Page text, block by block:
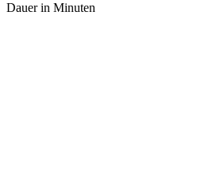
Dauer in Minuten